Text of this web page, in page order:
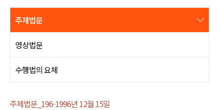
주제법문
영상법문
수행법의 요체
주제법문_196-1996년 12월 15일